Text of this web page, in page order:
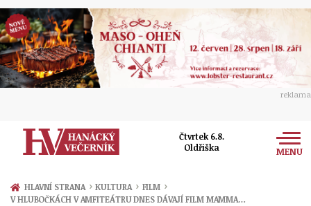
reklama
Čtvrtek 6.8.
Oldřiška
MENU
Zprávy
HLAVNÍ STRANA › KULTURA › FILM ›
V HLUBOČKÁCH V AMFITEÁTRU DNES DÁVAJÍ FILM MAMMA…